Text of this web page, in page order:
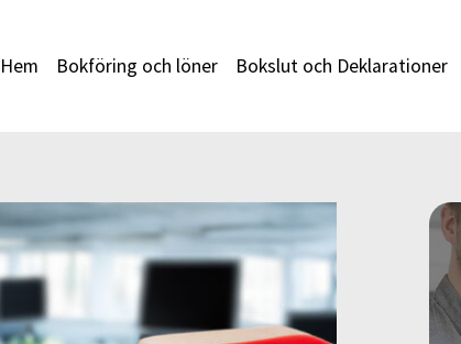
Hem Bokföring och löner Bokslut och Deklarationer